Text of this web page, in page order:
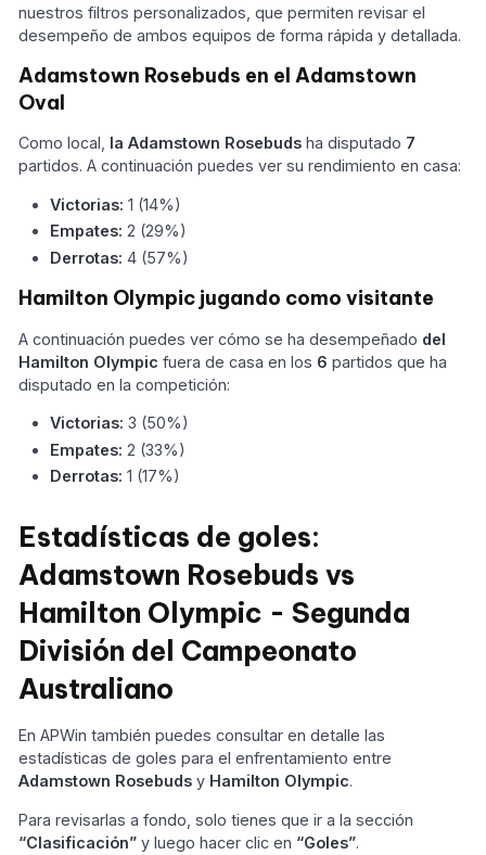
nuestros filtros personalizados, que permiten revisar el
desempeño de ambos equipos de forma rápida y detallada.
Adamstown Rosebuds en el Adamstown
Oval
Como local, la Adamstown Rosebuds ha disputado 7
partidos. A continuación puedes ver su rendimiento en casa:
Victorias: 1 (14%)
Empates: 2 (29%)
Derrotas: 4 (57%)
Hamilton Olympic jugando como visitante
A continuación puedes ver cómo se ha desempeñado del
Hamilton Olympic fuera de casa en los 6 partidos que ha
disputado en la competición:
Victorias: 3 (50%)
Empates: 2 (33%)
Derrotas: 1 (17%)
Estadísticas de goles:
Adamstown Rosebuds vs
Hamilton Olympic - Segunda
División del Campeonato
Australiano
En APWin también puedes consultar en detalle las
estadísticas de goles para el enfrentamiento entre
Adamstown Rosebuds y Hamilton Olympic.
Para revisarlas a fondo, solo tienes que ir a la sección
“Clasificación” y luego hacer clic en “Goles”.